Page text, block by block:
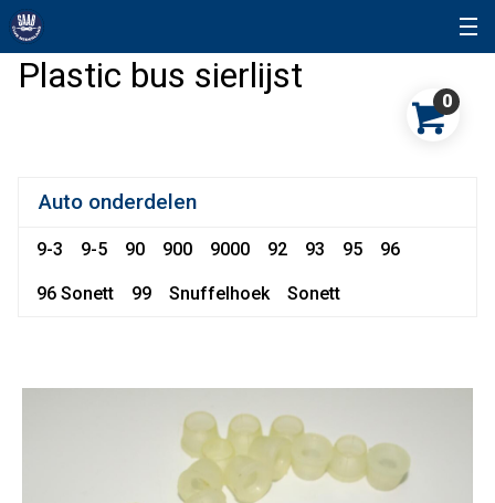
Plastic bus sierlijst
0
Auto onderdelen
9-3 9-5 90 900 9000 92 93 95 96
96 Sonett 99 Snuffelhoek Sonett